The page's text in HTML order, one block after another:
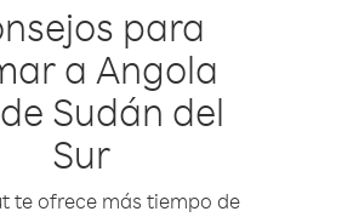
para
a Angola
Sudán del
Sur
te ofrece más tiempo de